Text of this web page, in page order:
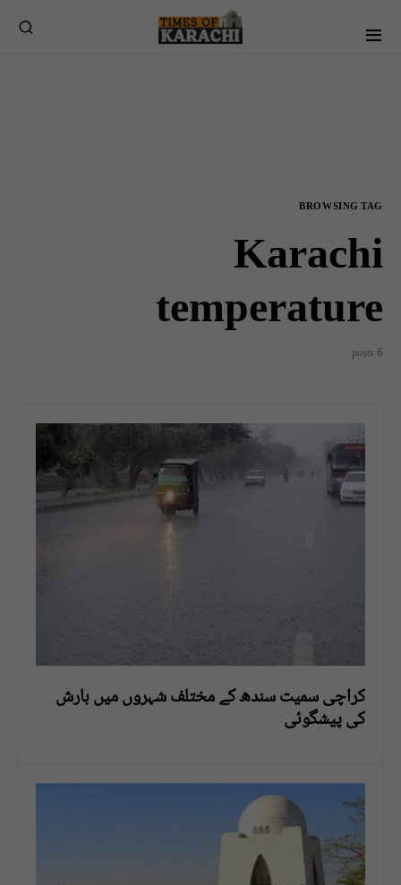
BROWSING TAG
Karachi
temperature
6 posts
کراچی سمیت سندھ کے مختلف شہروں میں بارش
کی پیشگوئی